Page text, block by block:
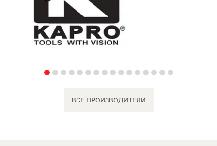
ВСЕ ПРОИЗВОДИТЕЛИ